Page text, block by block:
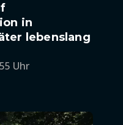
in
lebenslang
Uhr